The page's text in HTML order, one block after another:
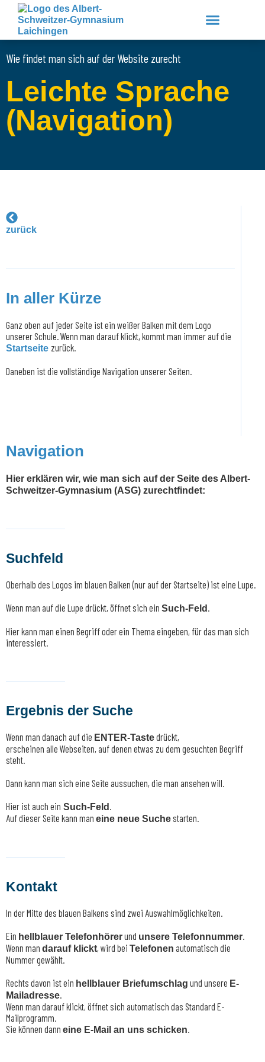
Zum
Inhalt
springen
Wie findet man sich auf der Website zurecht
Leichte Sprache
(Navigation)
zurück
In aller Kürze
Ganz oben auf jeder Seite ist ein weißer Balken mit dem Logo
unserer Schule. Wenn man darauf klickt, kommt man immer auf die
Startseite zurück.
Daneben ist die vollständige Navigation unserer Seiten.
Navigation
Hier erklären wir, wie man sich auf der Seite des Albert-
Schweitzer-Gymnasium (ASG) zurechtfindet:
Suchfeld
Oberhalb des Logos im blauen Balken (nur auf der Startseite) ist eine Lupe.
Wenn man auf die Lupe drückt, öffnet sich ein Such-Feld.
Hier kann man einen Begriff oder ein Thema eingeben, für das man sich
interessiert.
Ergebnis der Suche
Wenn man danach auf die ENTER-Tastedrückt,
erscheinen alle Webseiten, auf denen etwas zu dem gesuchten Begriff
steht.
Dann kann man sich eine Seite aussuchen, die man ansehen will.
Hier ist auch ein Such-Feld.
Auf dieser Seite kann man eine neue Suchestarten.
Kontakt
In der Mitte des blauen Balkens sind zwei Auswahlmöglichkeiten.
Ein hellblauer Telefonhörerund unsere Telefonnummer.
Wenn man darauf klickt, wird bei Telefonen automatisch die
Nummer gewählt.
Rechts davon ist ein hellblauer Briefumschlag und unsere E-
Mailadresse.
Wenn man darauf klickt, öffnet sich automatisch das Standard E-
Mailprogramm.
Sie können dann eine E-Mail an uns schicken.